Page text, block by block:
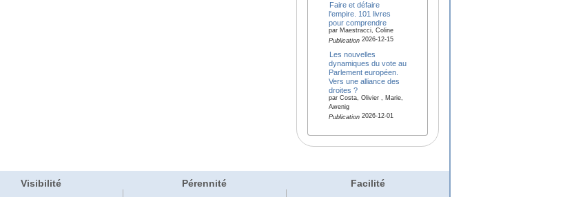
Faire et défaire
l'empire. 101 livres
pour comprendre
par Maestracci, Coline
Publication2026-12-15
Les nouvelles
dynamiques du vote au
Parlement européen.
Vers une alliance des
droites ?
par Costa, Olivier , Marie,
Awenig
Publication2026-12-01
Visibilité Pérennité Facilité